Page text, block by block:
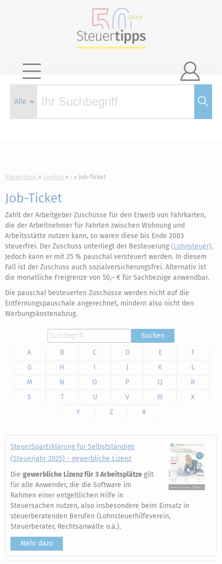

Steuertipps Lexikon Job-Ticket
Job-Ticket
Zahlt der Arbeitgeber Zuschüsse für den Erwerb von Fahrkarten,
die der Arbeitnehmer für Fahrten zwischen Wohnung und
Arbeitsstätte nutzen kann, so waren diese bis Ende 2003
steuerfrei. Der Zuschuss unterliegt der Besteuerung (Lohnsteuer).
Jedoch kann er mit 25 % pauschal versteuert werden. In diesem
Fall ist der Zuschuss auch sozialversicherungsfrei. Alternativ ist
die monatliche Freigrenze von 50,– € für Sachbezüge anwendbar.
Die pauschal besteuerten Zuschüsse werden nicht auf die
Entfernungspauschale angerechnet, mindern also nicht den
Werbungskostenabzug.
Suchen
A
B C D E
F
G
H I J K
L
M
N O P Q
R
S
T U V W
X
Y
Z #
SteuerSparErklärung für Selbstständige
(Steuerjahr 2025) - gewerbliche Lizenz
Die gewerbliche Lizenz für 3 Arbeitsplätzegilt
für alle Anwender, die die Software im
Rahmen einer entgeltlichen Hilfe in
Steuersachen nutzen, also insbesondere beim Einsatz in
steuerberatenden Berufen (Lohnsteuerhilfeverein,
Steuerberater, Rechtsanwälte o.ä.).
Mehr dazu